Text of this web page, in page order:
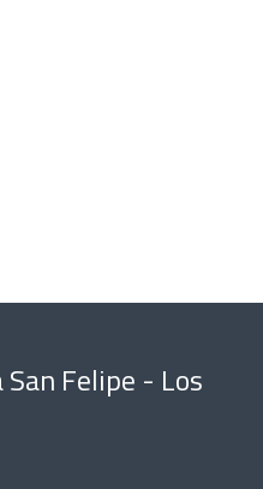
San Felipe - Los